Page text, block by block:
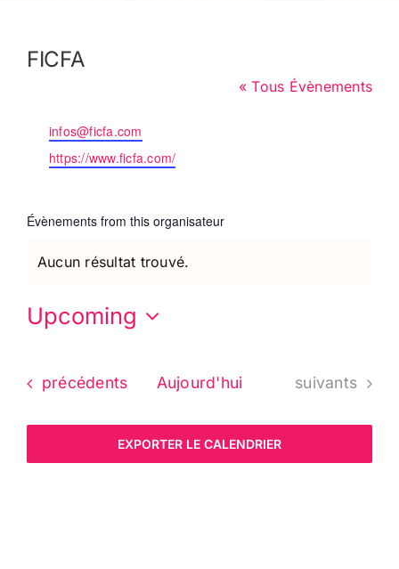
FICFA
« Tous Évènements
Email
infos@ficfa.com
Website
https://www.ficfa.com/
Évènements from this organisateur
Notice
Aucun résultat trouvé.
Upcoming
date.
Évènements
précédents Aujourd'hui Évènements
suivants
EXPORTER LE CALENDRIER